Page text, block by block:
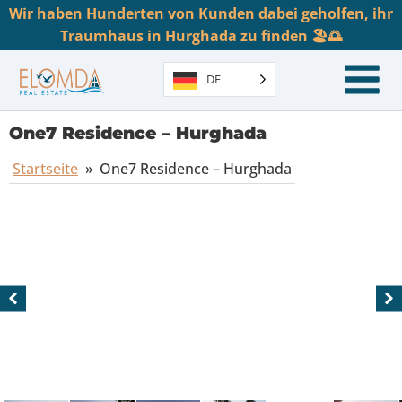
Wir haben Hunderten von Kunden dabei geholfen, ihr
Traumhaus in Hurghada zu finden 🏖️🌅
DE
One7 Residence – Hurghada
Startseite » One7 Residence – Hurghada